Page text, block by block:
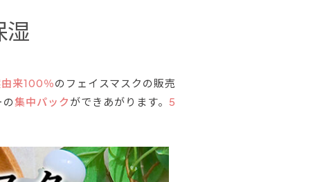
湿
来100％のフェイスマスクの販売
集中パック ができあがります。5